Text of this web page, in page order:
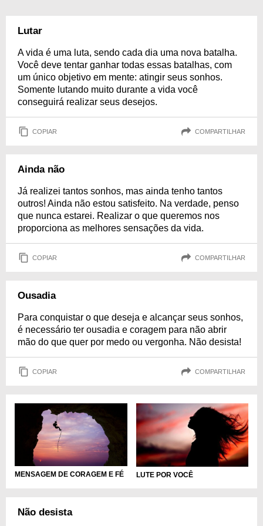
Lutar
A vida é uma luta, sendo cada dia uma nova batalha.
Você deve tentar ganhar todas essas batalhas, com
um único objetivo em mente: atingir seus sonhos.
Somente lutando muito durante a vida você
conseguirá realizar seus desejos.
COPIAR COMPARTILHAR
Ainda não
Já realizei tantos sonhos, mas ainda tenho tantos
outros! Ainda não estou satisfeito. Na verdade, penso
que nunca estarei. Realizar o que queremos nos
proporciona as melhores sensações da vida.
COPIAR COMPARTILHAR
Ousadia
Para conquistar o que deseja e alcançar seus sonhos,
é necessário ter ousadia e coragem para não abrir
mão do que quer por medo ou vergonha. Não desista!
COPIAR COMPARTILHAR
MENSAGEM DE CORAGEM E FÉ LUTE POR VOCÊ
Não desista